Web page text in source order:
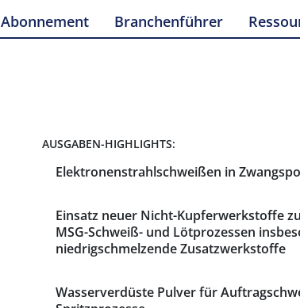
Abonnement Branchenführer
AUSGABEN-HIGHLIGHTS:
Elektronenstrahlschweißen in
Einsatz neuer Nicht-Kupferwerkstoffe
MSG-Schweiß- und Lötprozessen
niedrigschmelzende Zusatzwerkstoffe
Wasserverdüste Pulver für